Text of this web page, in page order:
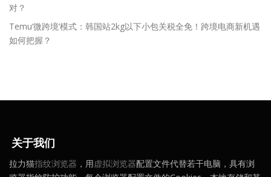
对？
Temu‘微跨境’模式：韩国站2kg以下小包关税全免！跨境电商新机遇
如何把握？
关于我们
拉力猫指纹浏览器 ，用虚拟浏览器配置文件代替若干电脑，具有浏